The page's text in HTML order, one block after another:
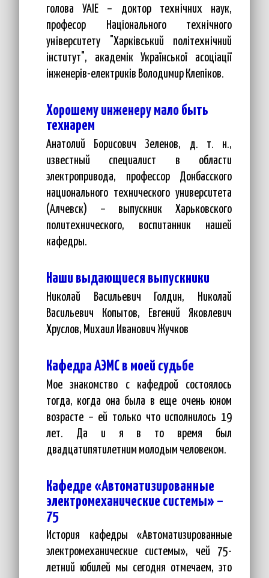
голова УАІЕ – доктор технічних наук,
професор Національного технічного
університету "Харківський політехнічний
інститут", академік Української асоціації
інженерів-електриків Володимир Клепіков.
Хорошему инженеру мало быть
технарем
Анатолий Борисович Зеленов, д. т. н.,
известный специалист в области
электропривода, профессор Донбасского
национального технического университета
(Алчевск) – выпускник Харьковского
политехнического, воспитанник нашей
кафедры.
Наши выдающиеся выпускники
Николай Васильевич Голдин, Николай
Васильевич Копытов, Евгений Яковлевич
Хруслов, Михаил Иванович Жучков
Кафедра АЭМС в моей судьбе
Мое знакомство с кафедрой состоялось
тогда, когда она была в еще очень юном
возрасте – ей только что исполнилось 19
лет. Да и я в то время был
двадцатипятилетним молодым человеком.
Кафедре «Автоматизированные
электромеханические системы» –
75
История кафедры «Автоматизированные
электромеханические системы», чей 75-
летний юбилей мы сегодня отмечаем, это